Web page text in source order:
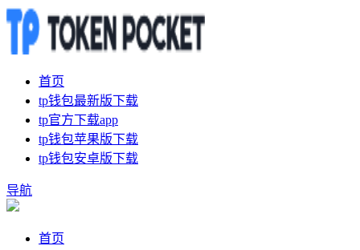
首页
tp钱包最新版下载
tp官方下载app
tp钱包苹果版下载
tp钱包安卓版下载
导航
首页